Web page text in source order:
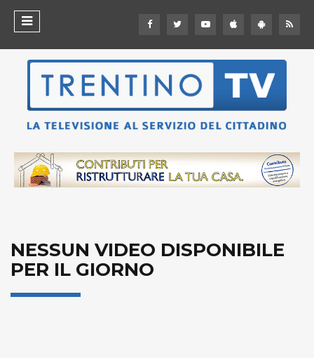
NESSUN VIDEO DISPONIBILE
PER IL GIORNO